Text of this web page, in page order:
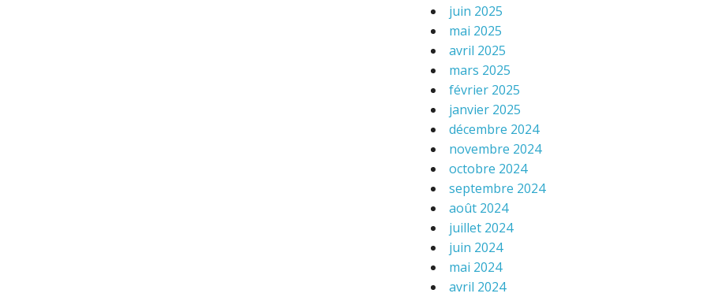
juin 2025
mai 2025
avril 2025
mars 2025
février 2025
janvier 2025
décembre 2024
novembre 2024
octobre 2024
septembre 2024
août 2024
juillet 2024
juin 2024
mai 2024
avril 2024